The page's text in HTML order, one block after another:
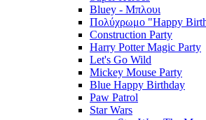
Bluey - Μπλουι
Πολύχρωμο "Happy
Construction Party
Harry Potter Magic Party
Let's Go Wild
Mickey Mouse Party
Blue Happy Birthday
Paw Patrol
Star Wars